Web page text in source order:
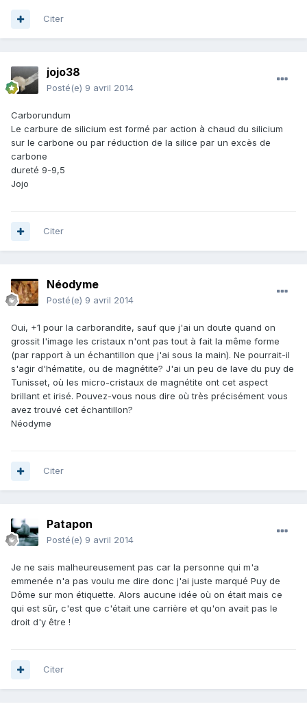
Citer
jojo38
Posté(e) 9 avril 2014
Carborundum
Le carbure de silicium est formé par action à chaud du silicium
sur le carbone ou par réduction de la silice par un excès de
carbone
dureté 9-9,5
Jojo
Citer
Néodyme
Posté(e) 9 avril 2014
Oui, +1 pour la carborandite, sauf que j'ai un doute quand on
grossit l'image les cristaux n'ont pas tout à fait la même forme
(par rapport à un échantillon que j'ai sous la main). Ne pourrait-il
s'agir d'hématite, ou de magnétite? J'ai un peu de lave du puy de
Tunisset, où les micro-cristaux de magnétite ont cet aspect
brillant et irisé. Pouvez-vous nous dire où très précisément vous
avez trouvé cet échantillon?
Néodyme
Citer
Patapon
Posté(e) 9 avril 2014
Je ne sais malheureusement pas car la personne qui m'a
emmenée n'a pas voulu me dire donc j'ai juste marqué Puy de
Dôme sur mon étiquette. Alors aucune idée où on était mais ce
qui est sûr, c'est que c'était une carrière et qu'on avait pas le
droit d'y être !
Citer